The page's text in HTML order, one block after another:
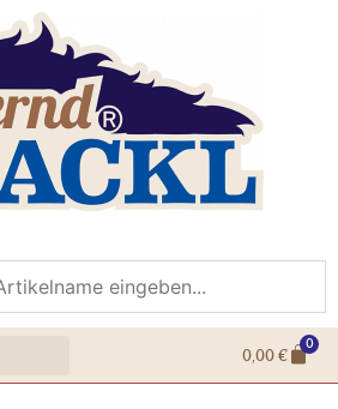
0,00€
0